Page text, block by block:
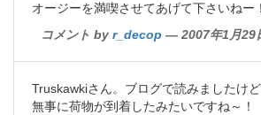
オージーを満喫させてあげて下さいね
コメント by r_decop — 2007年1月29
Truskawkiさん。ブログで読みましたけど
無事に荷物が到着したみたいですね～！